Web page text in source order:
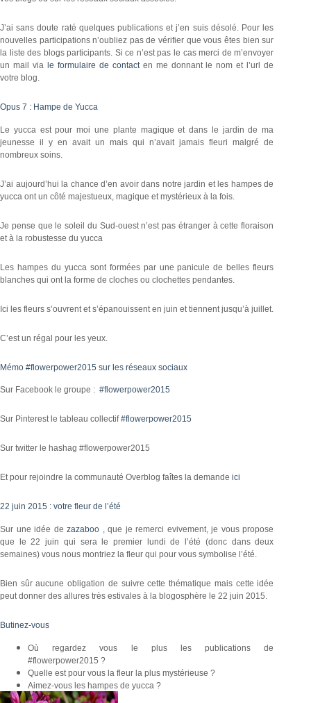
J’ai sans doute raté quelques publications et j’en suis désolé. Pour les
nouvelles participations n’oubliez pas de vérifier que vous êtes bien sur
la liste des blogs participants. Si ce n’est pas le cas merci de m’envoyer
un mail via le formulaire de contacten me donnant le nom et l’url de
votre blog.
Opus 7 : Hampe de Yucca
Le yucca est pour moi une plante magique et dans le jardin de ma
jeunesse il y en avait un mais qui n’avait jamais fleuri malgré de
nombreux soins.
J’ai aujourd’hui la chance d’en avoir dans notre jardin et les hampes de
yucca ont un côté majestueux, magique et mystérieux à la fois.
Je pense que le soleil du Sud-ouest n’est pas étranger à cette floraison
et à la robustesse du yucca
Les hampes du yucca sont formées par une panicule de belles fleurs
blanches qui ont la forme de cloches ou clochettes pendantes.
Ici les fleurs s’ouvrent et s’épanouissent en juin et tiennent jusqu’à juillet.
C’est un régal pour les yeux.
Mémo #flowerpower2015 sur les réseaux sociaux
Sur Facebook le groupe : #flowerpower2015
Sur Pinterest le tableau collectif#flowerpower2015
Sur twitter le hashag #flowerpower2015
Et pour rejoindre la communauté Overblog faîtes la demande ici
22 juin 2015 : votre fleur de l’été
Sur une idée dezazaboo , que je remerci evivement, je vous propose
que le 22 juin qui sera le premier lundi de l’été (donc dans deux
semaines) vous nous montriez la fleur qui pour vous symbolise l’été.
Bien sûr aucune obligation de suivre cette thématique mais cette idée
peut donner des allures très estivales à la blogosphère le 22 juin 2015.
Butinez-vous
Où regardez vous le plus les publications de
#flowerpower2015 ?
Quelle est pour vous la fleur la plus mystérieuse ?
Aimez-vous les hampes de yucca ?